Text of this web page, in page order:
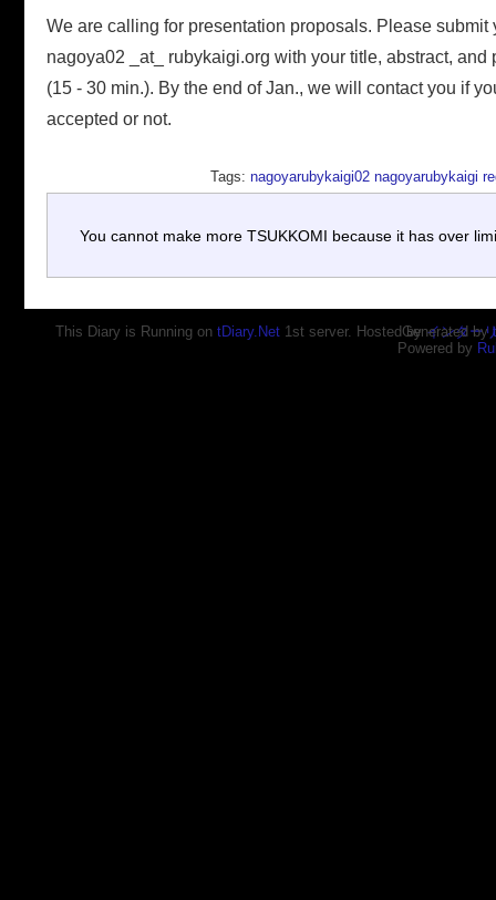
We are calling for presentation proposals. Please submit
nagoya02 _at_ rubykaigi.org with your title, abstract, and
(15 - 30 min.). By the end of Jan., we will contact you if
accepted or not.
Tags: nagoyarubykaigi02 nagoyarubykaigi
You cannot make more TSUKKOMI because it has over
This Diary is Running on tDiary.Net 1st server. Hosted byインター
Generated by
Powered by